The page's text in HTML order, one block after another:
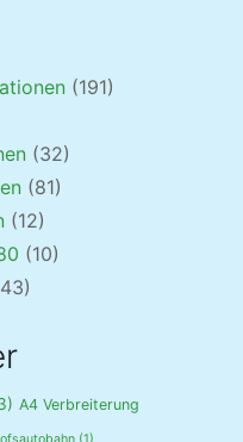
(191)
(32)
(81)
(12)
(10)
A4 Verbreiterung